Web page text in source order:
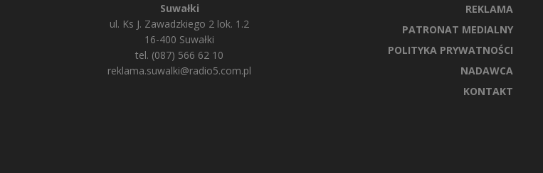
Suwałki
ul. Ks J. Zawadzkiego 2 lok. 1.2
16-400 Suwałki
tel. (087) 566 62 10
reklama.suwalki@radio5.com.pl
REKLAMA
PATRONAT MEDIALNY
POLITYKA PRYWATNOŚCI
NADAWCA
KONTAKT